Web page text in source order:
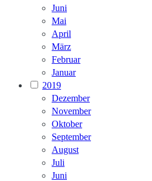
Juni
Mai
April
März
Februar
Januar
2019
Dezember
November
Oktober
September
August
Juli
Juni